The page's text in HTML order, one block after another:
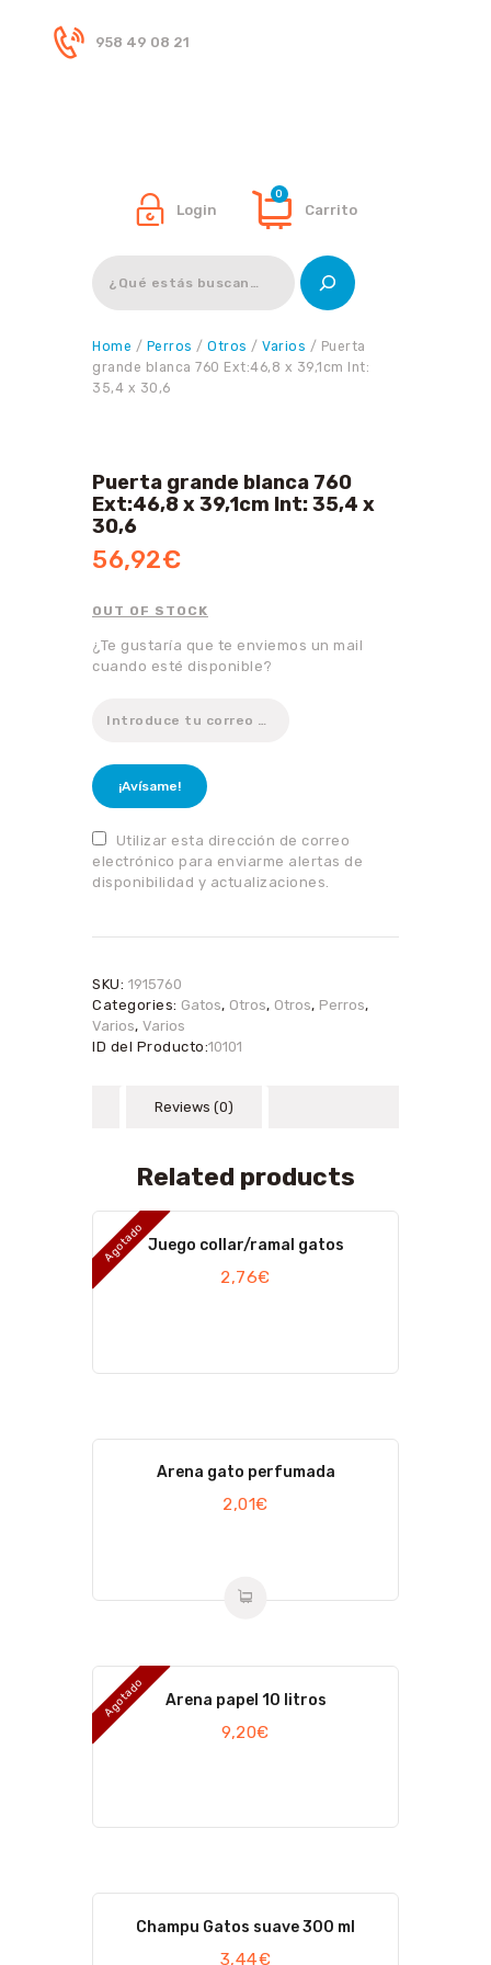
958 49 08 21
Login Carrito
0
Buscar
Home / Perros / Otros / Varios / Puerta
grande blanca 760 Ext:46,8 x 39,1cm Int:
35,4 x 30,6
Puerta grande blanca 760
Ext:46,8 x 39,1cm Int: 35,4 x
30,6
56,92€
OUT OF STOCK
¿Te gustaría que te enviemos un mail
cuando esté disponible?
¡Avísame!
Utilizar esta dirección de correo
electrónico para enviarme alertas de
disponibilidad y actualizaciones.
SKU: 1915760
Categories: Gatos, Otros, Otros, Perros,
Varios, Varios
ID del Producto:10101
Reviews (0)
Related products
AgotadoJuego collar/ramal gatos
2,76€
Arena gato perfumada
2,01€
Agotado Arena papel 10 litros
9,20€
Champu Gatos suave 300 ml
3,44€